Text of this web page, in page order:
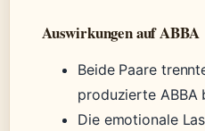
Auswirkungen auf ABBA
Beide Paare
produzierte ABBA
Die emotionale